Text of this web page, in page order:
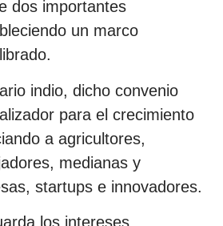
dos importantes
un marco
indio, dicho convenio
para el crecimiento
a agricultores,
medianas y
startups e innovadores.
los intereses